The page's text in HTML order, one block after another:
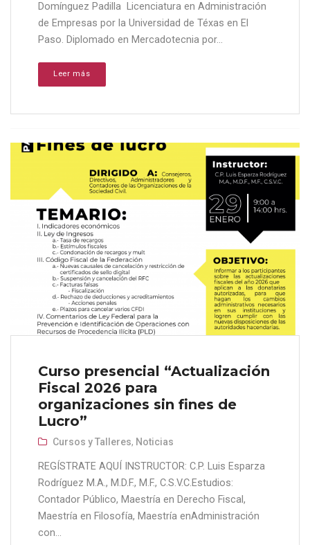
Domínguez Padilla Licenciatura en Administración
de Empresas por la Universidad de Téxas en El
Paso. Diplomado en Mercadotecnia por...
Leer más
Curso presencial “Actualización
Fiscal 2026 para
organizaciones sin fines de
Lucro”
Cursos y Talleres, Noticias
REGÍSTRATE AQUÍ INSTRUCTOR: C.P. Luis Esparza
Rodríguez M.A., M.D.F., M.F., C.S.V.C.Estudios:
Contador Público, Maestría en Derecho Fiscal,
Maestría en Filosofía, Maestría enAdministración
con...